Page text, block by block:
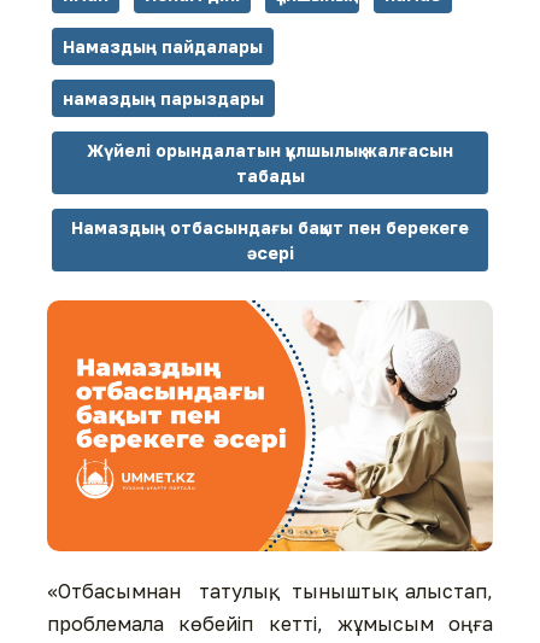
Намаздың пайдалары
намаздың парыздары
Жүйелі орындалатын құлшылық жалғасын
табады
Намаздың отбасындағы бақыт пен берекеге
әсері
«Отбасымнан татулық, тыныштық алыстап,
проблемала көбейіп кетті, жұмысым оңға